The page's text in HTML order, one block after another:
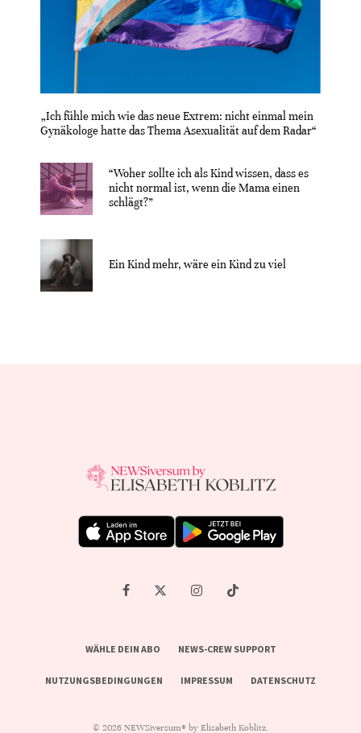
„Ich fühle mich wie das neue Extrem: nicht einmal mein
Gynäkologe hatte das Thema Asexualität auf dem Radar“
“Woher sollte ich als Kind wissen, dass es
nicht normal ist, wenn die Mama einen
schlägt?”
Ein Kind mehr, wäre ein Kind zu viel
WÄHLE DEIN ABO NEWS-CREW SUPPORT
NUTZUNGSBEDINGUNGEN IMPRESSUM DATENSCHUTZ
© 2026 NEWSiversum® by Elisabeth Koblitz.